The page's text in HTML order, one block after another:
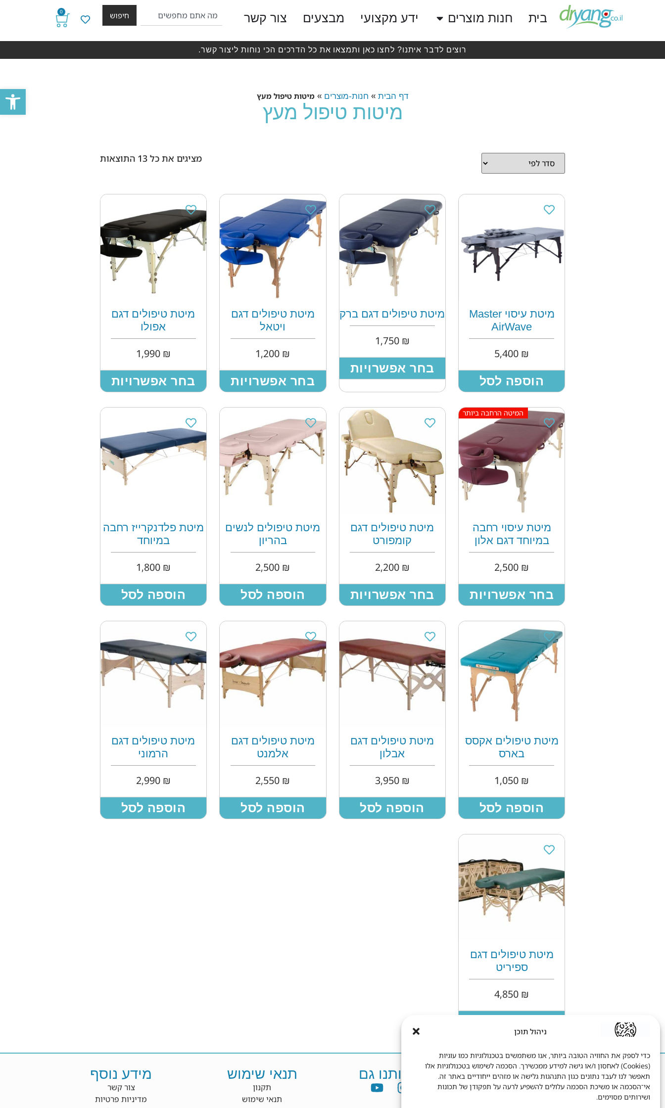
פתח
ניהול תוכן
כדי לספק את החוויה הטובה ביותר, אנו משתמשים בטכנולוגיות כמו עוגיות
(Cookies) לאחסון ו/או גישה למידע ממכשירך. הסכמה לשימוש בטכנולוגיות אלו
תאפשר לנו לעבד נתונים כגון התנהגות גלישה או מזהים ייחודיים באתר זה.
אי־הסכמה או משיכת הסכמה עלולים להשפיע לרעה על תפקודן של תכונות
ושירותים מסוימים.
בית חנות מוצרים ידע מקצועי מבצעים צור קשר חיפוש 0
רוצים לדבר איתנו? לחצו כאן ותמצאו את כל הדרכים הכי נוחות ליצור קשר.
דף הבית » חנות-מוצרים » מיטות טיפול מעץ
מיטות טיפול מעץ
מציגים את כל ⁦13⁩ התוצאות
מיטת עיסוי Master
AirWave
₪
הוספה לסל
מיטת טיפולים דגם ברק
₪
1,750
בחר אפשרויות
מיטת טיפולים דגם
ויטאל
₪
בחר אפשרויות
מיטת טיפולים דגם
אפולו
₪
1,990
בחר אפשרויות
המיטה הרחבה ביותר
מיטת עיסוי רחבה
במיוחד דגם אלון
₪
בחר אפשרויות
מיטת טיפולים דגם
קומפורט
₪
2,200
בחר אפשרויות
מיטת טיפולים לנשים
בהריון
₪
הוספה לסל
מיטת פלדנקרייז רחבה
במיוחד
₪
1,800
הוספה לסל
מיטת טיפולים אקסס
בארס
₪
הוספה לסל
מיטת טיפולים דגם
אבלון
₪
3,950
הוספה לסל
מיטת טיפולים דגם
אלמנט
₪
הוספה לסל
מיטת טיפולים דגם
הרמוני
₪
2,990
הוספה לסל
מיטת טיפולים דגם
ספיריט
₪
הישאר בקשר
שטיבל 8 תל אביב.
חפשו אותנו גם תנאי שימוש
תקנון
תנאי שימוש
מידע נוסף
צור קשר
מדיניות פרטיות